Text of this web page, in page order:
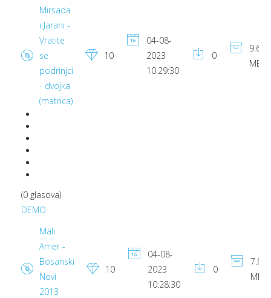
Mirsada
i Jarani -
Vratite
se
podrinjci
- dvojka
(matrica)
10
04-08-
2023
10:29:30
0
9.67
MB
(0 glasova)
DEMO
Mali
Amer -
Bosanski
Novi
2013
10
04-08-
2023
10:28:30
0
7.89
MB